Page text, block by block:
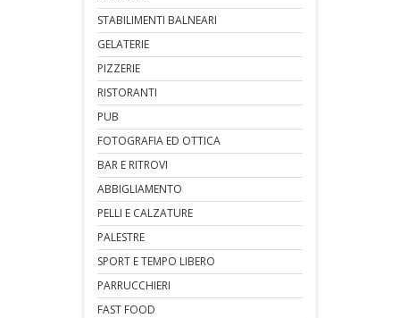
STABILIMENTI BALNEARI
GELATERIE
PIZZERIE
RISTORANTI
PUB
FOTOGRAFIA ED OTTICA
BAR E RITROVI
ABBIGLIAMENTO
PELLI E CALZATURE
PALESTRE
SPORT E TEMPO LIBERO
PARRUCCHIERI
FAST FOOD